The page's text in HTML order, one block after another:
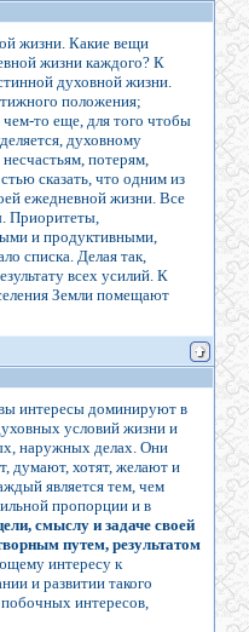
жизни. Какие вещи
жизни каждого? К
духовной жизни.
положения;
чем-то еще, для того чтобы
духовному
потерям,
сказать, что одним из
ежедневной жизни. Все
Приоритеты,
и продуктивными,
списка. Делая так,
всех усилий. К
Земли помещают
интересы доминируют в
условий жизни и
наружных делах. Они
думают, хотят, желают и
является тем, чем
пропорции и в
смыслу и задаче своей
путем, результатом
интересу к
и развитии такого
побочных интересов,